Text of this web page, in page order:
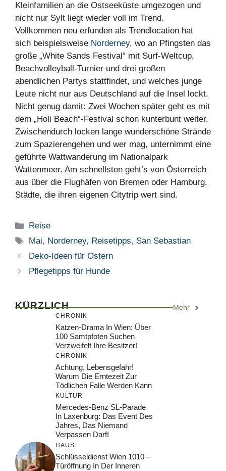
Kleinfamilien an die Ostseeküste umgezogen und
nicht nur Sylt liegt wieder voll im Trend.
Vollkommen neu erfunden als Trendlocation hat
sich beispielsweise Norderney, wo an Pfingsten das
große „White Sands Festival“ mit Surf-Weltcup,
Beachvolleyball-Turnier und drei großen
abendlichen Partys stattfindet, und welches junge
Leute nicht nur aus Deutschland auf die Insel lockt.
Nicht genug damit: Zwei Wochen später geht es mit
dem „Holi Beach“-Festival schon kunterbunt weiter.
Zwischendurch locken lange wunderschöne Strände
zum Spazierengehen und wer mag, unternimmt eine
geführte Wattwanderung im Nationalpark
Wattenmeer. Am schnellsten geht’s von Österreich
aus über die Flughäfen von Bremen oder Hamburg.
Städte, die ihren eigenen Citytrip wert sind.
Kategorien
Reise
Schlagwörter
Mai, Norderney, Reisetipps, San Sebastian
Deko-Ideen für Ostern
Pflegetipps für Hunde
KÜRZLICH Mehr
CHRONIK
Katzen-Drama In Wien: Über
100 Samtpfoten Suchen
Verzweifelt Ihre Besitzer!
CHRONIK
Achtung, Lebensgefahr!
Warum Die Erntezeit Zur
Tödlichen Falle Werden Kann
KULTUR
Mercedes-Benz SL-Parade
In Laxenburg: Das Event Des
Jahres, Das Niemand
Verpassen Darf!
HAUS
Schlüsseldienst Wien 1010 –
Türöffnung In Der Inneren